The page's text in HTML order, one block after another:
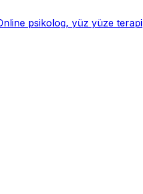
psikolog, yüz yüze terapi